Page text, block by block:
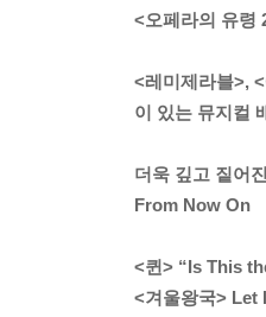
<오페라의 유령
<레미제라블>,
이 있는 뮤지컬
더욱 깊고 짙어
From Now On
<퀸> “Is This
<겨울왕국> Let